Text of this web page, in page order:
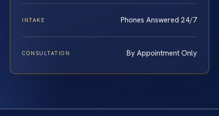
INTAKE Phones Answered 24/7
CONSULTATION By Appointment Only